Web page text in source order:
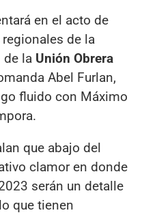
en el acto de
de la
de la Unión Obrera
Abel Furlan,
fluido con Máximo
que abajo del
clamor en donde
serán un detalle
que tienen